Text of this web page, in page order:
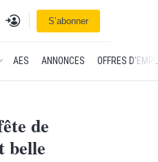
une
Se connecterS’abonner
L'ESSOR
AES ANNONCES OFFRES
de
belle